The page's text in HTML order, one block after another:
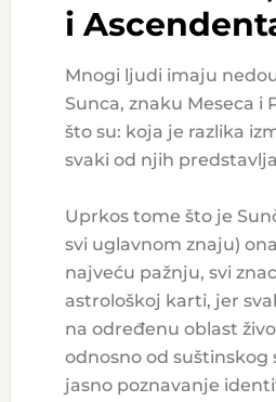
i
Mnogi ljudi imaju
Sunca, znaku Meseca i
što su: koja je razlika
svaki od njih
Uprkos tome što je
svi uglavnom znaju)
najveću pažnju, svi
astrološkoj karti, jer
na određenu oblast
odnosno od suštinskog
jasno poznavanje